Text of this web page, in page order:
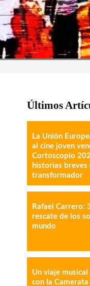
IMPRESIÓN
Últimos
La Unión
al cine joven
Cortoscopio
historias breves
transformador
Rafael Carrero:
rescate de los
mundo
Un viaje
con la Camerata